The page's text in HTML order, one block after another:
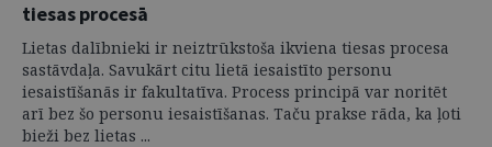
tiesas procesā
Lietas dalībnieki ir neiztrūkstoša ikviena tiesas procesa
sastāvdaļa. Savukārt citu lietā iesaistīto personu
iesaistīšanās ir fakultatīva. Process principā var noritēt
arī bez šo personu iesaistīšanas. Taču prakse rāda, ka ļoti
bieži bez lietas ...